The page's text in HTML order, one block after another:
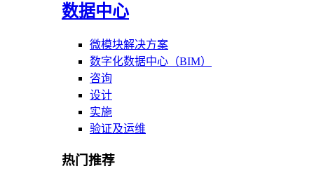
数据中心
微模块解决方案
数字化数据中心（BIM）
咨询
设计
实施
验证及运维
热门推荐